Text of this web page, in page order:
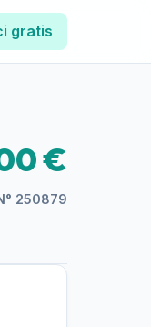
gratis
€
250879